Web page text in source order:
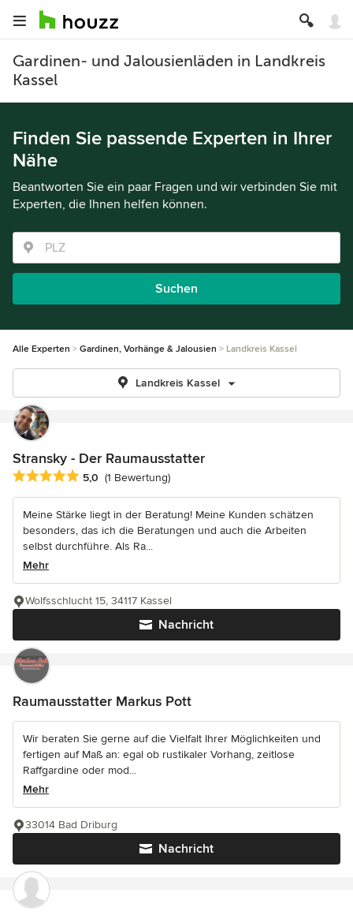
Gardinen- und Jalousienläden in Landkreis
Kassel
Finden Sie passende Experten in Ihrer
Nähe
Beantworten Sie ein paar Fragen und wir verbinden Sie mit
Experten, die Ihnen helfen können.
Suchen
Alle Experten Gardinen, Vorhänge & Jalousien Landkreis Kassel
Landkreis Kassel
Stransky - Der Raumausstatter
Durchschnittliche Bewertung: 5 von 5 Sternen
5,0 (1 Bewertung)
Meine Stärke liegt in der Beratung! Meine Kunden schätzen
besonders, das ich die Beratungen und auch die Arbeiten
selbst durchführe. Als Ra...
Mehr
Nachricht
Wolfsschlucht 15, 34117 Kassel
Raumausstatter Markus Pott
Wir beraten Sie gerne auf die Vielfalt Ihrer Möglichkeiten und
fertigen auf Maß an: egal ob rustikaler Vorhang, zeitlose
Raffgardine oder mod...
Mehr
Nachricht
33014 Bad Driburg